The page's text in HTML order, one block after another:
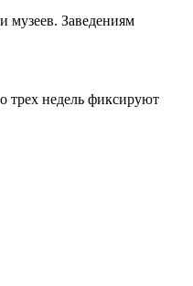
музеев. Заведениям
трех недель фиксируют